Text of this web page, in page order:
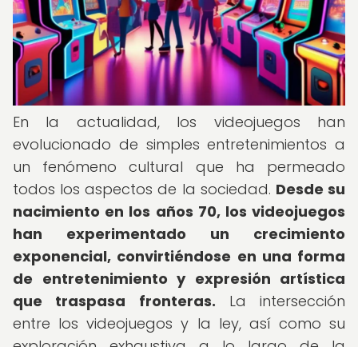
En la actualidad, los videojuegos han
evolucionado de simples entretenimientos a
un fenómeno cultural que ha permeado
todos los aspectos de la sociedad. Desde su
nacimiento en los años 70, los videojuegos
han experimentado un crecimiento
exponencial, convirtiéndose en una forma
de entretenimiento y expresión artística
que traspasa fronteras. La intersección
entre los videojuegos y la ley, así como su